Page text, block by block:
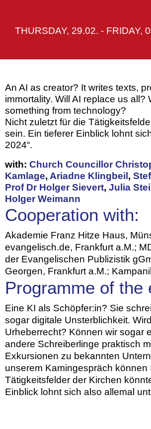
THURSDAY, 29.02. - FRIDAY,
An AI as creator? It writes texts,
immortality. Will AI replace us
something from technology?
Nicht zuletzt für die
sein. Ein tieferer Einblick lohnt
2024“.
with: Church Councillor
Kamlage, Ariadne Klingbeil,
Prof Dr Holger Sievert, Julia
Holger Weimann
Cooperation with:
Akademie Franz Hitze Haus,
evangelisch.de, Frankfurt a.M.;
der Evangelischen Publizistik
Georgen, Frankfurt a.M.;
Programme of the
Eine KI als Schöpfer:in? Sie
sogar digitale Unsterblichkeit.
Urheberrecht? Können wir sogar
andere Schreiberlinge praktisch
Exkursionen zu bekannten
unserem Kamingespräch
Tätigkeitsfelder der Kirchen
Einblick lohnt sich also allemal